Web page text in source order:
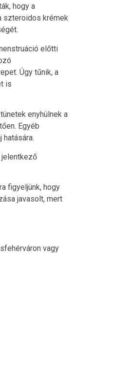
hogy a
szteroidos krémek
előtti
Úgy tűnik, a
is
enyhülnek a
Egyéb
figyeljünk, hogy
javasolt, mert
vagy